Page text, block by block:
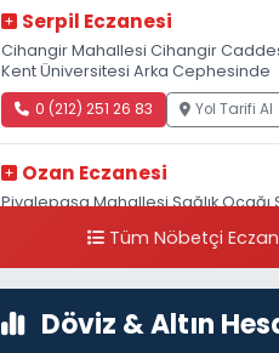
Serpil Eczanesi
Cihangir Mahallesi Cihangir
Kent Üniversitesi Arka Cephesinde
0 (212) 251 26 83 Yol Tarifi Al
Ozan Eczanesi
Piyalepaşa Mahallesi Sağlık Ocağı
Tüm Nöbetçi
Döviz & Altın